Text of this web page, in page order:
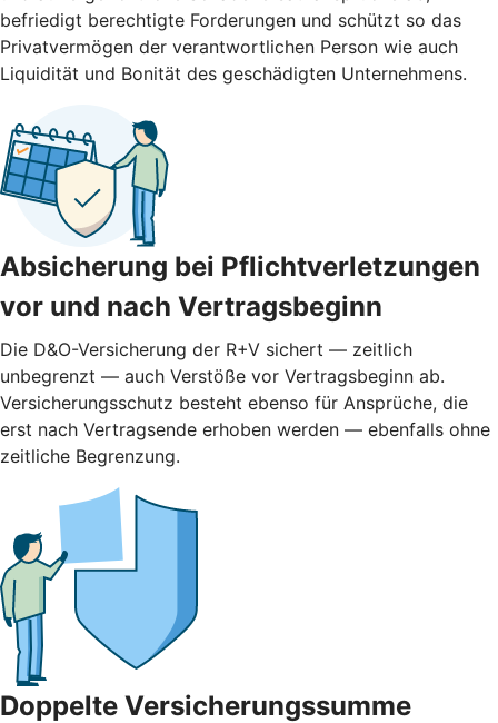
befriedigt berechtigte Forderungen und schützt so das
Privatvermögen der verantwortlichen Person wie auch
Liquidität und Bonität des geschädigten Unternehmens.
Absicherung bei Pflichtverletzungen
vor und nach ­Vertragsbeginn
Die D&O-Versicherung der R+V sichert — zeitlich
unbegrenzt — auch Verstöße vor Vertragsbeginn ab.
Versicherungsschutz besteht ebenso für Ansprüche, die
erst nach Vertragsende erhoben werden — ebenfalls ohne
zeitliche Begrenzung.
Doppelte Versicherungssumme